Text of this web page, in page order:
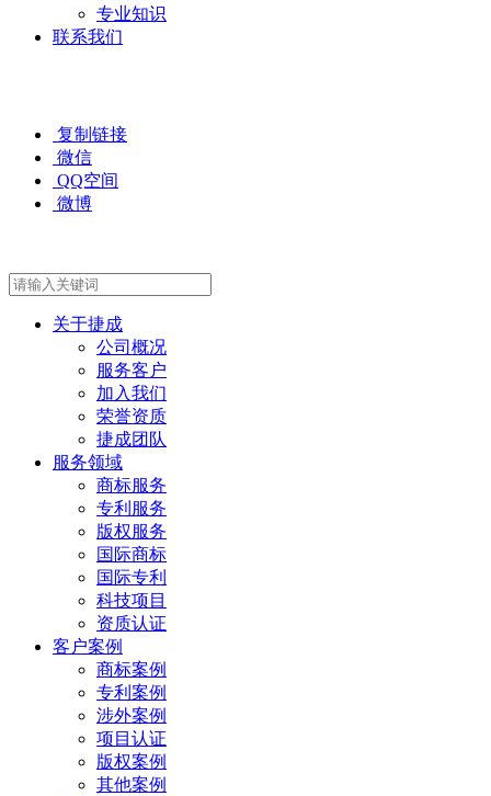
专业知识
联系我们
复制链接
微信
QQ空间
微博
关于捷成
公司概况
服务客户
加入我们
荣誉资质
捷成团队
服务领域
商标服务
专利服务
版权服务
国际商标
国际专利
科技项目
资质认证
客户案例
商标案例
专利案例
涉外案例
项目认证
版权案例
其他案例